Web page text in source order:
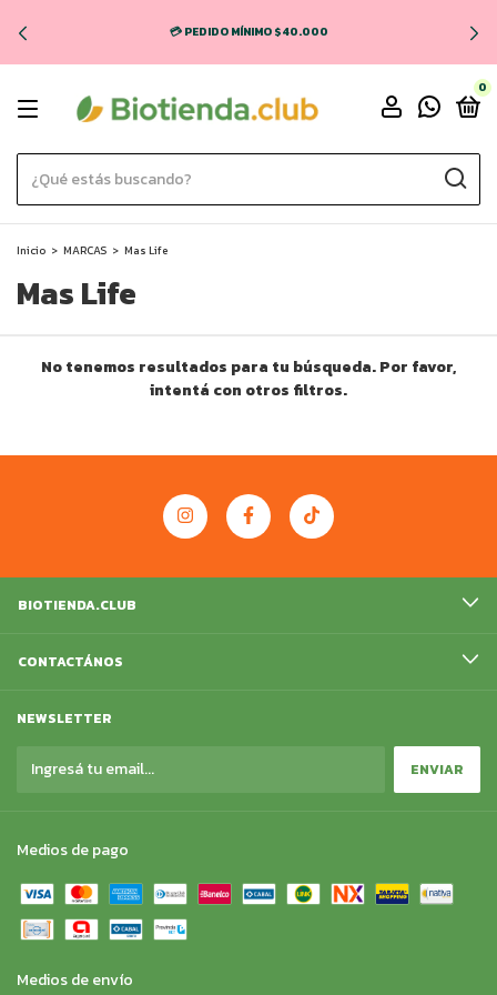
💳 PEDIDO MÍNIMO $40.000
0
Inicio > MARCAS > Mas Life
Mas Life
No tenemos resultados para tu búsqueda. Por favor,
intentá con otros filtros.
BIOTIENDA.CLUB
CONTACTÁNOS
NEWSLETTER
Medios de pago
Medios de envío